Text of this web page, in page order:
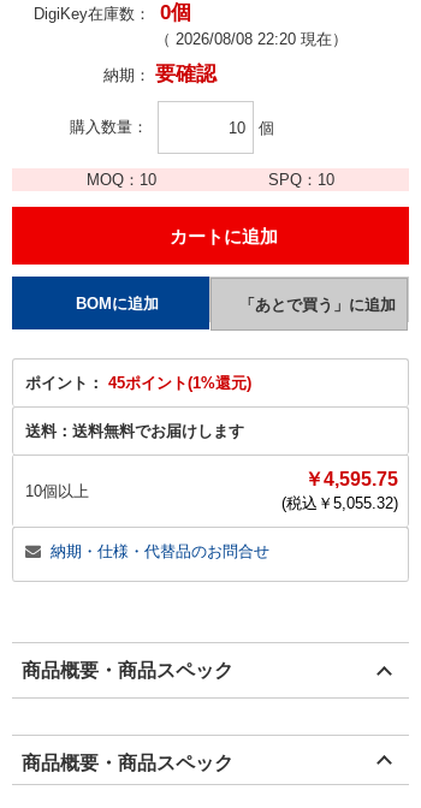
DigiKey在庫数： 0個
（ 2026/08/08 22:20 現在）
納期： 要確認
購入数量 個
MOQ： 10 SPQ： 10
ポイント： 45ポイント(1%還元)
送料： 送料無料でお届けします
10個以上
￥4,595.75
(税込￥ 5,055.32)
納期・仕様・代替品のお問合せ
商品概要・商品スペック
商品概要・商品スペック